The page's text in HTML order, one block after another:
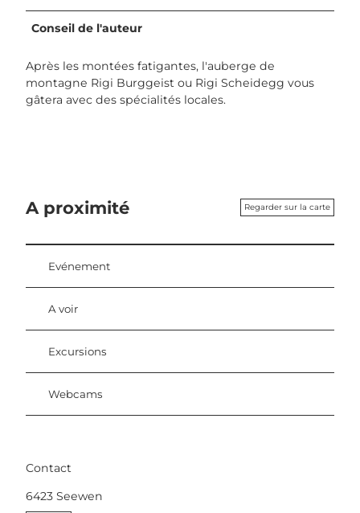
Conseil de l'auteur
Après les montées fatigantes, l'auberge de
montagne Rigi Burggeist ou Rigi Scheidegg vous
gâtera avec des spécialités locales.
A proximité Regarder sur la carte
Evénement
A voir
Excursions
Webcams
Contact
6423 Seewen